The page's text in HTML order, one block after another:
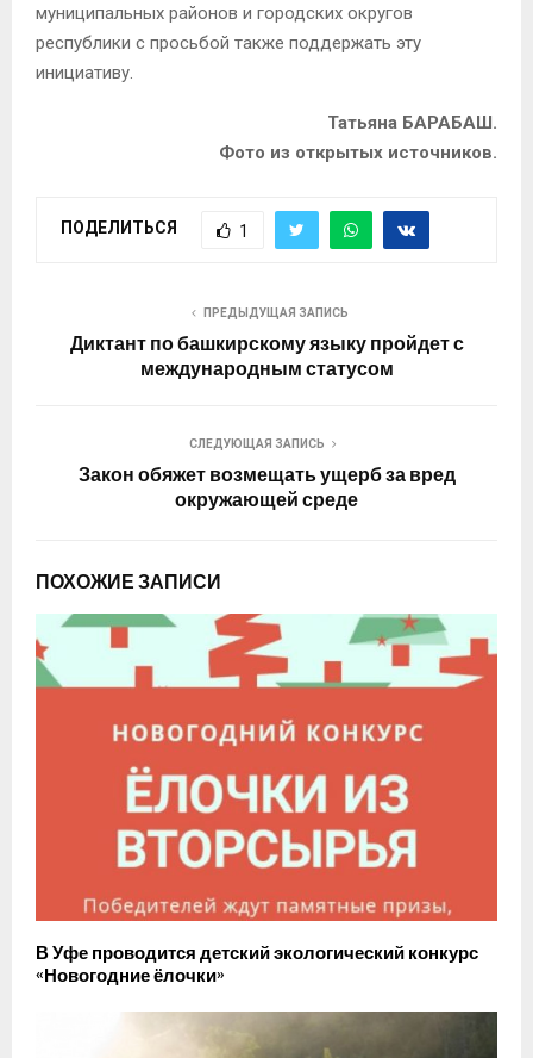
муниципальных районов и городских округов
республики с просьбой также поддержать эту
инициативу.
Татьяна БАРАБАШ.
Фото из открытых источников.
ПОДЕЛИТЬСЯ 1
ПРЕДЫДУЩАЯ ЗАПИСЬ
Диктант по башкирскому языку пройдет с
международным статусом
СЛЕДУЮЩАЯ ЗАПИСЬ
Закон обяжет возмещать ущерб за вред
окружающей среде
ПОХОЖИЕ ЗАПИСИ
В Уфе проводится детский экологический конкурс
«Новогодние ёлочки»